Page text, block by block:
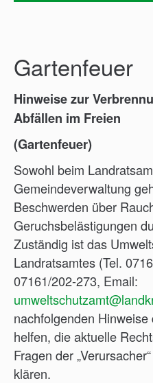
Gartenfeuer
Hinweise zur
Abfällen im Freien
(Gartenfeuer)
Sowohl beim
Gemeindeverwaltung
Beschwerden über
Geruchsbelästigungen
Zuständig ist das
Landratsamtes (Tel.
07161/202-273, Email:
nachfolgenden
helfen, die aktuelle
Fragen der
klären.